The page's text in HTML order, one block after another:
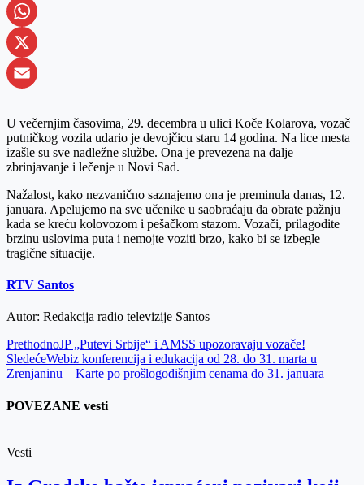
Viber
WhatsApp
X
U večernjim časovima, 29. decembra u ulici Koče Kolarova, vozač
putničkog vozila udario je devojčicu staru 14 godina. Na lice mesta
izašle su sve nadležne službe. Ona je prevezena na dalje
zbrinjavanje i lečenje u Novi Sad.
Nažalost, kako nezvanično saznajemo ona je preminula danas, 12.
januara. Apelujemo na sve učenike u saobraćaju da obrate pažnju
kada se kreću kolovozom i pešačkom stazom. Vozači, prilagodite
brzinu uslovima puta i nemojte voziti brzo, kako bi se izbegle
tragične situacije.
RTV Santos
Autor: Redakcija radio televizije Santos
PrethodnoJP „Putevi Srbije“ i AMSS upozoravaju vozače!
SledećeWebiz konferencija i edukacija od 28. do 31. marta u
Zrenjaninu – Karte po prošlogodišnjim cenama do 31. januara
POVEZANE vesti
Vesti